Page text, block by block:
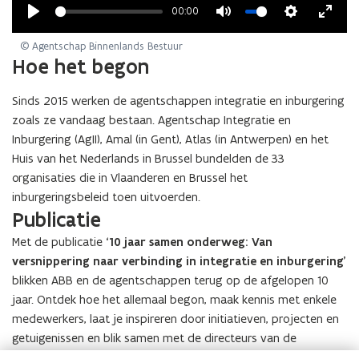
Play
00:00
Mute SettingsEnter
© Agentschap Binnenlands Bestuur
Hoe het begon
Sinds 2015 werken de agentschappen integratie en inburgering
zoals ze vandaag bestaan. Agentschap Integratie en
Inburgering (AgII), Amal (in Gent), Atlas (in Antwerpen) en het
Huis van het Nederlands in Brussel bundelden de 33
organisaties die in Vlaanderen en Brussel het
inburgeringsbeleid toen uitvoerden.
Publicatie
Met de publicatie ‘10 jaar samen onderweg: Van
versnippering naar verbinding in integratie en inburgering’
blikken ABB en de agentschappen terug op de afgelopen 10
jaar. Ontdek hoe het allemaal begon, maak kennis met enkele
medewerkers, laat je inspireren door initiatieven, projecten en
getuigenissen en blik samen met de directeurs van de